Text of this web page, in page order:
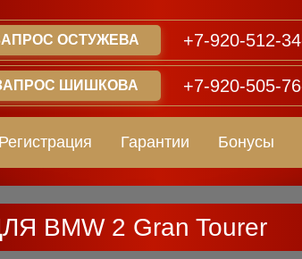
ОСТУЖЕВА +7-920-512-
ШИШКОВА +7-920-505-
Регистрация Гарантии Бонусы
BMW 2 Gran Tourer